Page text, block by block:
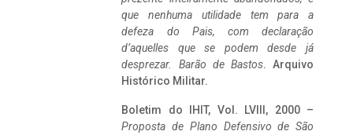
que nenhuma utilidade tem para a
defeza do Pais, com declaração
d’aquelles que se podem desde já
desprezar. Barão de Bastos. Arquivo
Histórico Militar.
Boletim do IHIT, Vol. LVIII, 2000 –
Proposta de Plano Defensivo de São